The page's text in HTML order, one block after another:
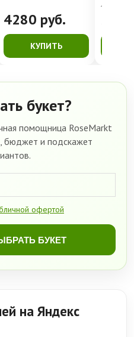
4280 руб.
КУПИТЬ
4762
букет?
помощница RoseMarkt
бюджет и подскажет
офертой
БУКЕТ
на Яндекс